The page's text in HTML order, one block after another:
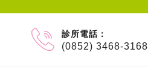
診所電話：
(0852) 3468-3168